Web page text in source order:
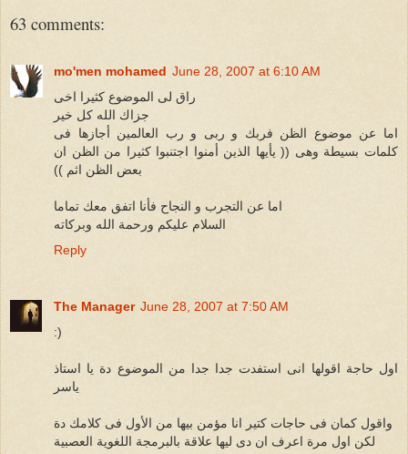
63 comments:
mo'men mohamed June 28, 2007 at 6:10 AM
راق لى الموضوع كثيرا اخى
جزاك الله كل خير
اما عن موضوع الظن فربك و ربى و رب العالمين أجازها فى
كلمات بسيطة وهى (( يأيها الذين أمنوا اجتنبوا كثيرا من الظن ان
بعض الظن اثم ))
اما عن التجرب و النجاح فأنا اتفق معك تماما
السلام عليكم ورحمة الله وبركاته
Reply
The Manager June 28, 2007 at 7:50 AM
:)
اول حاجة اقولها انى استفدت جدا جدا من الموضوع دة يا استاذ
ياسر
واقول كمان فى حاجات كتير انا مؤمن بيها من الأول فى كلامك دة
لكن اول مرة اعرف ان دى ليها علاقة بالبرمجة اللغوية العصبية